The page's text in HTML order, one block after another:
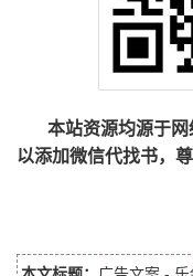
本站资源均源于
以添加微信代找书，